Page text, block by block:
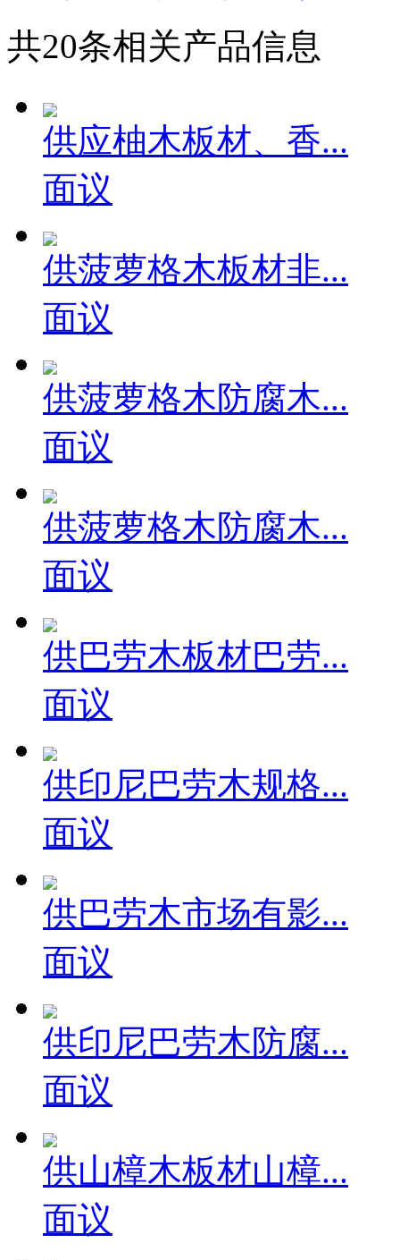
共20条相关产品信息
供应柚木板材、香...
面议
供菠萝格木板材非...
面议
供菠萝格木防腐木...
面议
供菠萝格木防腐木...
面议
供巴劳木板材巴劳...
面议
供印尼巴劳木规格...
面议
供巴劳木市场有影...
面议
供印尼巴劳木防腐...
面议
供山樟木板材山樟...
面议